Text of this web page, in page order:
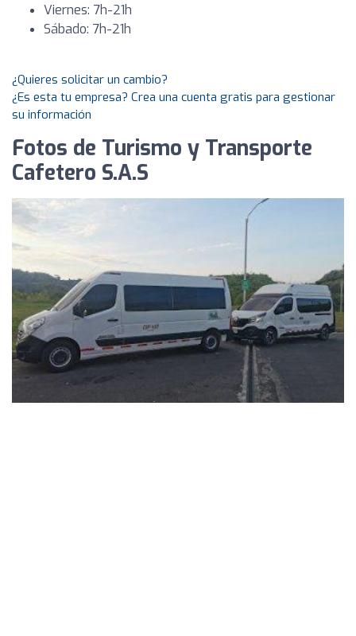
Viernes: 7h-21h
Sábado: 7h-21h
¿Quieres solicitar un cambio?
¿Es esta tu empresa? Crea una cuenta gratis para gestionar
su información
Fotos de Turismo y Transporte
Cafetero S.A.S